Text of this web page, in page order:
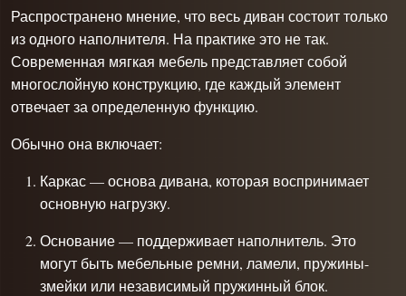
Распространено мнение, что весь диван состоит только
из одного наполнителя. На практике это не так.
Современная мягкая мебель представляет собой
многослойную конструкцию, где каждый элемент
отвечает за определенную функцию.
Обычно она включает:
Каркас — основа дивана, которая воспринимает
основную нагрузку.
Основание — поддерживает наполнитель. Это
могут быть мебельные ремни, ламели, пружины-
змейки или независимый пружинный блок.